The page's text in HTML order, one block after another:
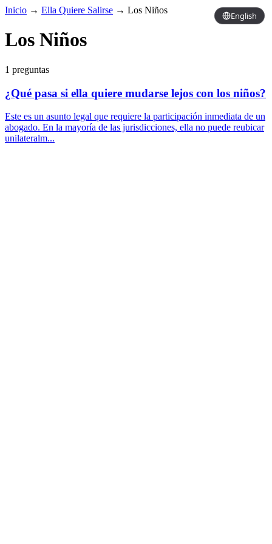
English
Inicio → Ella Quiere Salirse → Los Niños
Los Niños
1 preguntas
¿Qué pasa si ella quiere mudarse lejos con los niños?
Este es un asunto legal que requiere la participación inmediata de un
abogado. En la mayoría de las jurisdicciones, ella no puede reubicar
unilateralm...